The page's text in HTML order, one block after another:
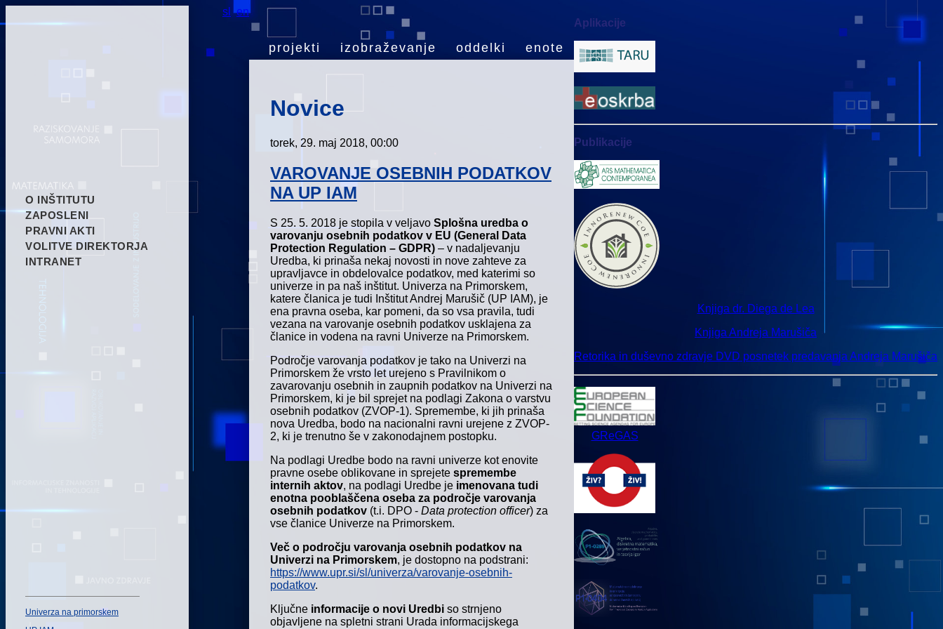
projekti izobraževanje oddelki enote
O INŠTITUTU
ZAPOSLENI
PRAVNI AKTI
VOLITVE DIREKTORJA
INTRANET
sl en
Univerza na primorskem
Novice
torek, 29. maj 2018, 00:00
VAROVANJE OSEBNIH PODATKOV
NA UP IAM
S 25. 5. 2018 je stopila v veljavo Splošna uredba o
varovanju osebnih podatkov v EU (General Data
Protection Regulation – GDPR) – v nadaljevanju
Uredba, ki prinaša nekaj novosti in nove zahteve za
upravljavce in obdelovalce podatkov, med katerimi so
univerze in pa naš inštitut. Univerza na Primorskem,
katere članica je tudi Inštitut Andrej Marušič (UP IAM), je
ena pravna oseba, kar pomeni, da so vsa pravila, tudi
vezana na varovanje osebnih podatkov usklajena za
članice in vodena na ravni Univerze na Primorskem.
Področje varovanja podatkov je tako na Univerzi na
Primorskem že vrsto let urejeno s Pravilnikom o
zavarovanju osebnih in zaupnih podatkov na Univerzi na
Primorskem, ki je bil sprejet na podlagi Zakona o varstvu
osebnih podatkov (ZVOP-1). Spremembe, ki jih prinaša
nova Uredba, bodo na nacionalni ravni urejene z ZVOP-
2, ki je trenutno še v zakonodajnem postopku.
Na podlagi Uredbe bodo na ravni univerze kot enovite
pravne osebe oblikovane in sprejete spremembe
internih aktov, na podlagi Uredbe je imenovana tudi
enotna pooblaščena oseba za področje varovanja
osebnih podatkov (t.i. DPO - Data protection officer) za
vse članice Univerze na Primorskem.
Več o področju varovanja osebnih podatkov na
Univerzi na Primorskem, je dostopno na podstrani:
https://www.upr.si/sl/univerza/varovanje-osebnih-
podatkov.
Ključne informacije o novi Uredbi so strnjeno
objavljene na spletni strani Urada informacijskega
Aplikacije
Publikacije
Knjiga dr. Diega de Lea
Knjiga Andreja Marušiča
Retorika in duševno zdravje DVD posnetek predavanja Andreja Marušiča
GReGAS